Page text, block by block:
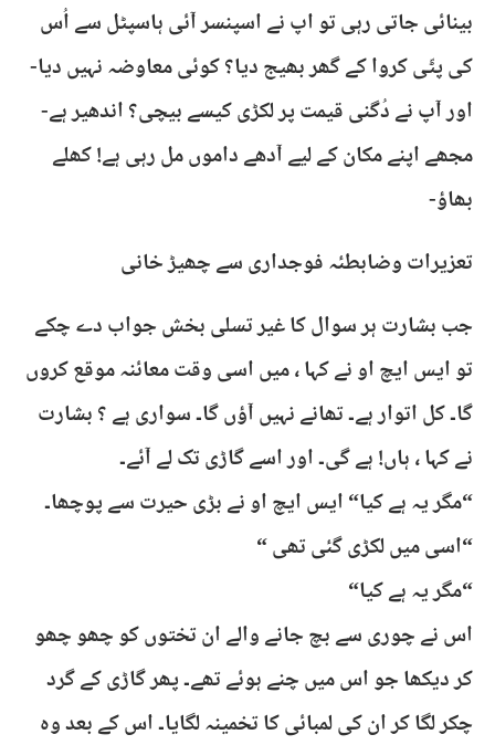
بینائی جاتی رہی تو اپ نے اسپنسر آئی ہاسپٹل سے اُس
کی پٹّی کروا کے گھر بھیج دیا؟ کوئی معاوضہ نہیں دیا-
اور آپ نے دُگنی قیمت پر لکڑی کیسے بیچی؟ اندھیر ہے-
مجھے اپنے مکان کے لیے آدھے داموں مل رہی ہے! کھلے
بھاؤ-
تعزیرات وضابطئہ فوجداری سے چھیڑ خانی
جب بشارت ہر سوال کا غیر تسلی بخش جواب دے چکے
تو ایس ایچ او نے کہا ، میں اسی وقت معائنہ موقع کروں
گا۔ کل اتوار ہے۔ تھانے نہیں آؤں گا۔ سواری ہے ؟ بشارت
نے کہا ، ہاں! ہے گی۔ اور اسے گاڑی تک لے آئے۔
“مگر یہ ہے کیا“ ایس ایچ او نے بڑی حیرت سے پوچھا۔
“اسی میں لکڑی گئی تھی “
“مگر یہ ہے کیا“
اس نے چوری سے بچ جانے والے ان تختوں کو چھو چھو
کر دیکھا جو اس میں چنے ہوئے تھے۔ پھر گاڑی کے گرد
چکر لگا کر ان کی لمبائی کا تخمینہ لگایا۔ اس کے بعد وہ